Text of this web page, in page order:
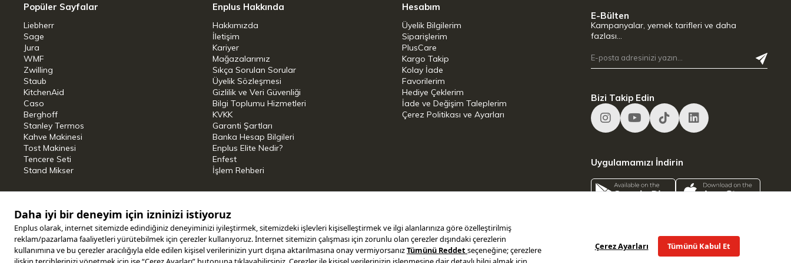
Popüler Sayfalar
Liebherr
Sage
Jura
WMF
Zwilling
Staub
KitchenAid
Caso
Berghoff
Stanley Termos
Kahve Makinesi
Tost Makinesi
Tencere Seti
Stand Mikser
Enplus Hakkında
Hakkımızda
İletişim
Kariyer
Mağazalarımız
Sıkça Sorulan Sorular
Üyelik Sözleşmesi
Gizlilik ve Veri Güvenliği
Bilgi Toplumu Hizmetleri
KVKK
Garanti Şartları
Banka Hesap Bilgileri
Enplus Elite Nedir?
Enfest
İşlem Rehberi
Hesabım
Üyelik Bilgilerim
Siparişlerim
PlusCare
Kargo Takip
Kolay İade
Favorilerim
Hediye Çeklerim
İade ve Değişim Taleplerim
Çerez Politikası ve Ayarları
E-Bülten
Kampanyalar, yemek tarifleri ve daha
fazlası…
Bizi Takip Edin
Uygulamamızı İndirin
Copyright © 2025 ENPLUS | Tüm hakları saklıdır.